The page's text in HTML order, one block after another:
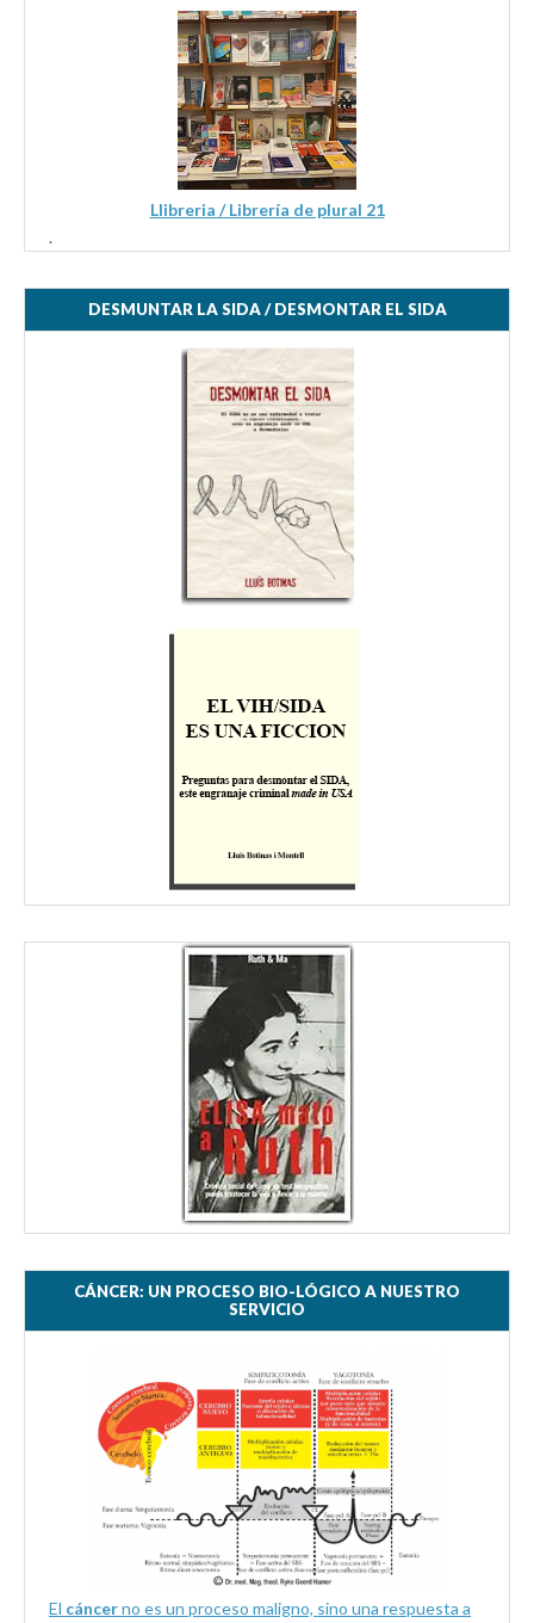
Llibreria / Librería de plural 21
.
DESMUNTAR LA SIDA / DESMONTAR EL SIDA
CÁNCER: UN PROCESO BIO-LÓGICO A NUESTRO
SERVICIO
El cáncerno es un proceso maligno, sino una respuesta a